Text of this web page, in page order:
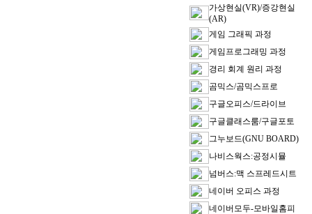
가상현실(VR)/증강현실
(AR)
게임 그래픽 과정
게임프로그래밍 과정
경리 회계 원리 과정
곰믹스/곰믹스프로
구글오피스/드라이브
구글클래스룸/구글포토
그누보드(GNU BOARD)
나비스웍스:공정시뮬
넘버스:맥 스프레드시트
네이버 오피스 과정
네이버모두-모바일홈피